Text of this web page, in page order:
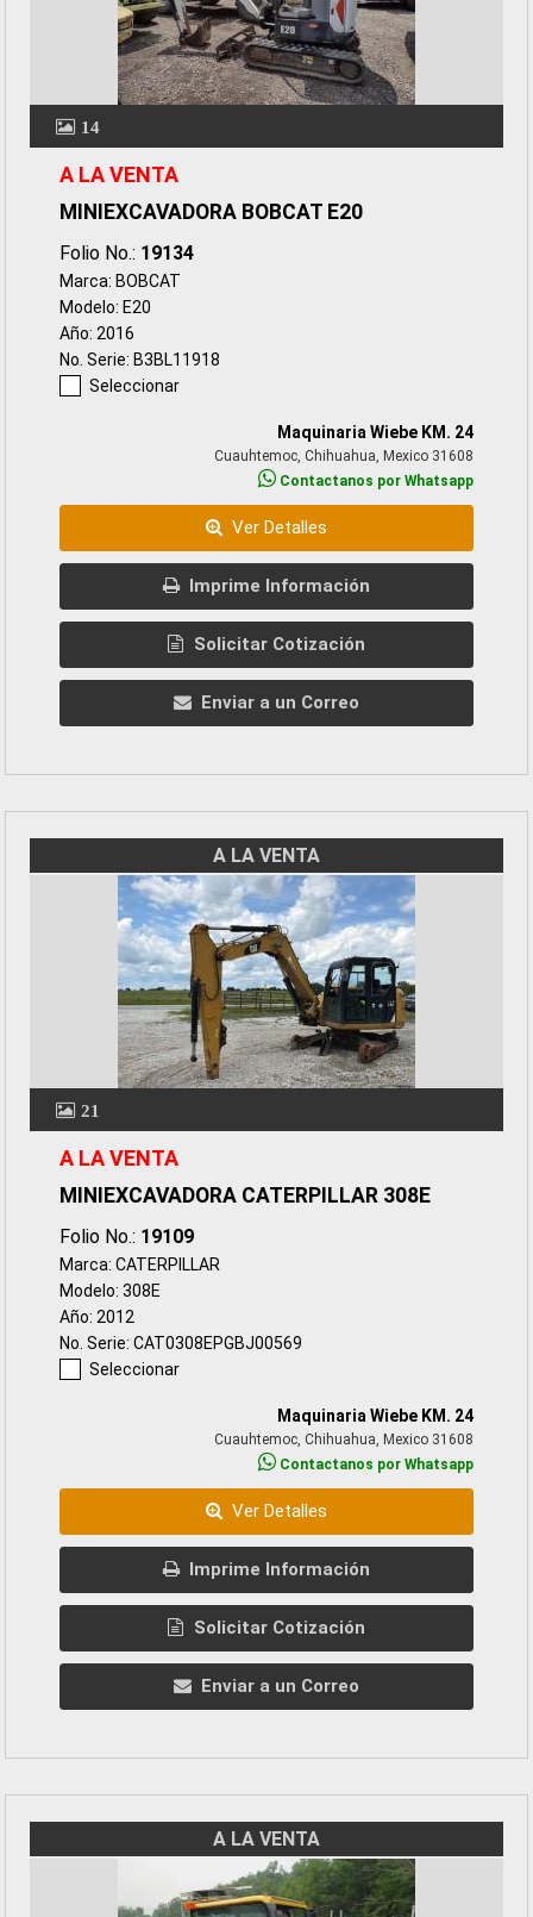
14
A LA VENTA
MINIEXCAVADORA BOBCAT E20
Folio No.: 19134
Marca: BOBCAT
Modelo: E20
Año: 2016
No. Serie: B3BL11918
Seleccionar
Maquinaria Wiebe KM. 24
Cuauhtemoc, Chihuahua, Mexico 31608
Contactanos por Whatsapp
Ver Detalles
Imprime Información
Solicitar Cotización
Enviar a un Correo
A LA VENTA
21
A LA VENTA
MINIEXCAVADORA CATERPILLAR 308E
Folio No.: 19109
Marca: CATERPILLAR
Modelo: 308E
Año: 2012
No. Serie: CAT0308EPGBJ00569
Seleccionar
Maquinaria Wiebe KM. 24
Cuauhtemoc, Chihuahua, Mexico 31608
Contactanos por Whatsapp
Ver Detalles
Imprime Información
Solicitar Cotización
Enviar a un Correo
A LA VENTA